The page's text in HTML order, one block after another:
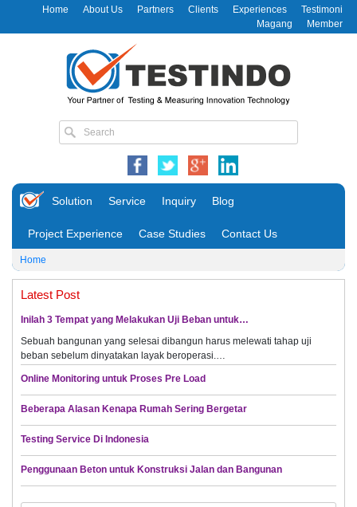
Home About Us Partners Clients Experiences
Testimoni
Magang
Member
Solution Service Inquiry Blog
Project Experience Case Studies Contact Us
Home
Latest Post
Inilah 3 Tempat yang Melakukan Uji Beban untuk…
Sebuah bangunan yang selesai dibangun harus melewati tahap uji
beban sebelum dinyatakan layak beroperasi.…
Online Monitoring untuk Proses Pre Load
Beberapa Alasan Kenapa Rumah Sering Bergetar
Testing Service Di Indonesia
Penggunaan Beton untuk Konstruksi Jalan dan Bangunan